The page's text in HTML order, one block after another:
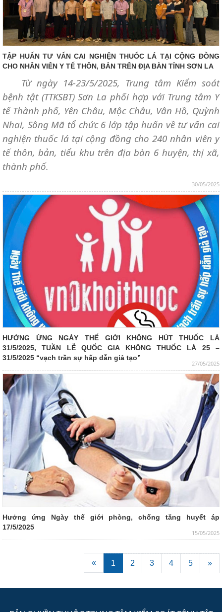
30/05/2025
TẬP HUẤN TƯ VẤN CAI NGHIỆN THUỐC LÁ TẠI CỘNG ĐỒNG
CHO NHÂN VIÊN Y TẾ THÔN, BẢN TRÊN ĐỊA BÀN TỈNH SƠN LA
Từ ngày 14-23/5/2025, Trung tâm Kiểm soát
bệnh tật (TTKSBT) Sơn La phối hợp với Trung tâm Y
tế Thành phố, Yên Châu, Mộc Châu, Vân Hồ, Quỳnh
Nhai, Sông Mã tổ chức 6 lớp tập huấn về tư vấn cai
nghiện thuốc lá tại cộng đồng cho 240 nhân viên y
tế thôn, bản, tiểu khu trên địa bàn 6 huyện, thị xã,
thành phố.
27/05/2025
HƯỞNG ỨNG NGÀY THẾ GIỚI KHÔNG HÚT THUỐC LÁ
31/5/2025, TUẦN LỄ QUỐC GIA KHÔNG THUỐC LÁ 25 –
31/5/2025 “vạch trần sự hấp dẫn giả tạo”
15/05/2025
Hưởng ứng Ngày thế giới phòng, chống tăng huyết áp
17/5/2025
« 1 2 3 4 5 »